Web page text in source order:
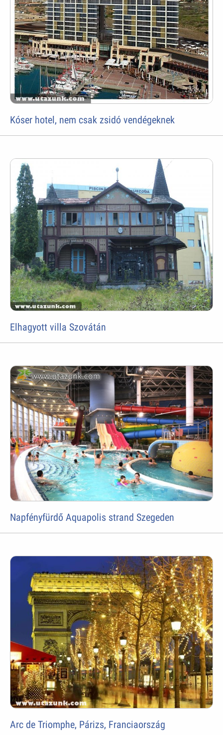
Kóser hotel, nem csak zsidó vendégeknek
Elhagyott villa Szovátán
Napfényfürdő Aquapolis strand Szegeden
Arc de Triomphe, Párizs, Franciaország